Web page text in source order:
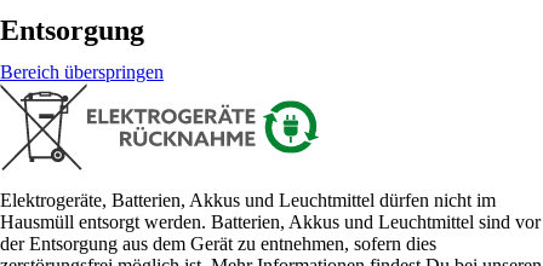
Entsorgung
Bereich überspringen
Elektrogeräte, Batterien, Akkus und Leuchtmittel dürfen nicht im
Hausmüll entsorgt werden. Batterien, Akkus und Leuchtmittel sind vor
der Entsorgung aus dem Gerät zu entnehmen, sofern dies